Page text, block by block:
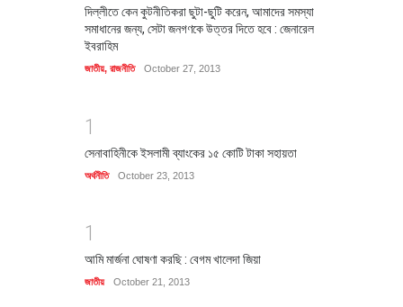
দিল্লীতে কেন কুটনীতিকরা ছুটা-ছুটি করেন, আমাদের সমস্যা
সমাধানের জন্য, সেটা জনগণকে উত্তর দিতে হবে : জেনারেল
ইবরাহিম
জাতীয়, রাজনীতি October 27, 2013
1
সেনাবাহিনীকে ইসলামী ব্যাংকের ১৫ কোটি টাকা সহায়তা
অর্থনীতি October 23, 2013
1
আমি মার্জনা ঘোষণা করছি : বেগম খালেদা জিয়া
জাতীয় October 21, 2013